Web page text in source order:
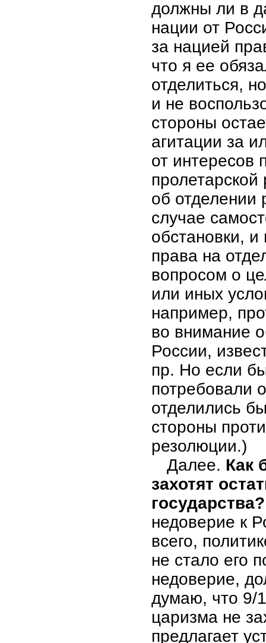
должны ли в
нации от
за нацией
что я ее
отделиться,
и не
стороны
агитации за
от интересов
об отделении
случае
обстановки,
права на
вопросом о
или иных
например,
во внимание
России,
пр. Но если
потребовали
отделились
стороны
резолюции.)
Далее. Как
захотят
государства?
недоверие к
всего,
не стало его
недоверие,
думаю, что 9/
царизма не
предлагает